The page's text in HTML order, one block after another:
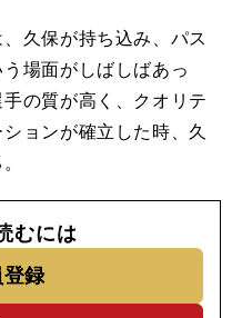
久保が持ち込み、パス
場面がしばしばあっ
の質が高く、クオリテ
ョンが確立した時、久
むには
録